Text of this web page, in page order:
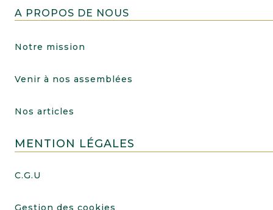
A PROPOS DE NOUS
Notre mission
Venir à nos assemblées
Nos articles
MENTION LÉGALES
C.G.U
Gestion des cookies